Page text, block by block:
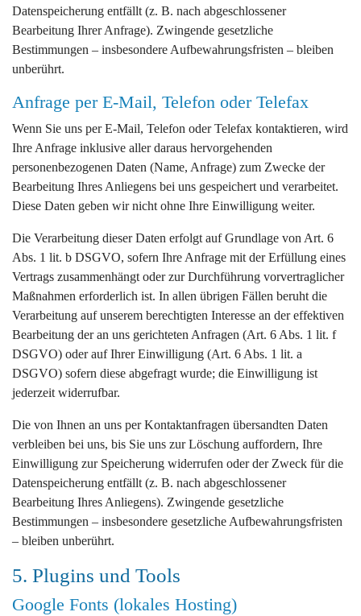
Datenspeicherung entfällt (z. B. nach abgeschlossener
Bearbeitung Ihrer Anfrage). Zwingende gesetzliche
Bestimmungen – insbesondere Aufbewahrungsfristen – bleiben
unberührt.
Anfrage per E-Mail, Telefon oder Telefax
Wenn Sie uns per E-Mail, Telefon oder Telefax kontaktieren, wird
Ihre Anfrage inklusive aller daraus hervorgehenden
personenbezogenen Daten (Name, Anfrage) zum Zwecke der
Bearbeitung Ihres Anliegens bei uns gespeichert und verarbeitet.
Diese Daten geben wir nicht ohne Ihre Einwilligung weiter.
Die Verarbeitung dieser Daten erfolgt auf Grundlage von Art. 6
Abs. 1 lit. b DSGVO, sofern Ihre Anfrage mit der Erfüllung eines
Vertrags zusammenhängt oder zur Durchführung vorvertraglicher
Maßnahmen erforderlich ist. In allen übrigen Fällen beruht die
Verarbeitung auf unserem berechtigten Interesse an der effektiven
Bearbeitung der an uns gerichteten Anfragen (Art. 6 Abs. 1 lit. f
DSGVO) oder auf Ihrer Einwilligung (Art. 6 Abs. 1 lit. a
DSGVO) sofern diese abgefragt wurde; die Einwilligung ist
jederzeit widerrufbar.
Die von Ihnen an uns per Kontaktanfragen übersandten Daten
verbleiben bei uns, bis Sie uns zur Löschung auffordern, Ihre
Einwilligung zur Speicherung widerrufen oder der Zweck für die
Datenspeicherung entfällt (z. B. nach abgeschlossener
Bearbeitung Ihres Anliegens). Zwingende gesetzliche
Bestimmungen – insbesondere gesetzliche Aufbewahrungsfristen
– bleiben unberührt.
5. Plugins und Tools
Google Fonts (lokales Hosting)